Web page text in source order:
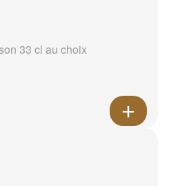
33 cl au choix